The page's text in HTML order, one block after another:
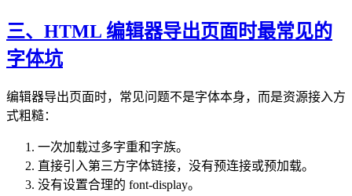
三、HTML 编辑器导出页面时最常见的
字体坑
编辑器导出页面时，常见问题不是字体本身，而是资源接入方
式粗糙：
一次加载过多字重和字族。
直接引入第三方字体链接，没有预连接或预加载。
没有设置合理的 font-display。